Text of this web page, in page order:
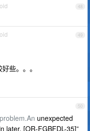
48
49
些。。。
50
problem.An unexpected
later. [OR-FGBFDL-35]”